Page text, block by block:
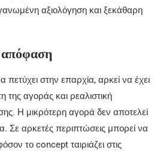
αξιολόγηση και ξεκάθαρη
απόφαση
στην επαρχία, αρκεί να έχει
της αγοράς και ρεαλιστική
Η μικρότερη αγορά δεν αποτελεί
Σε αρκετές περιπτώσεις μπορεί να
το concept ταιριάζει στις